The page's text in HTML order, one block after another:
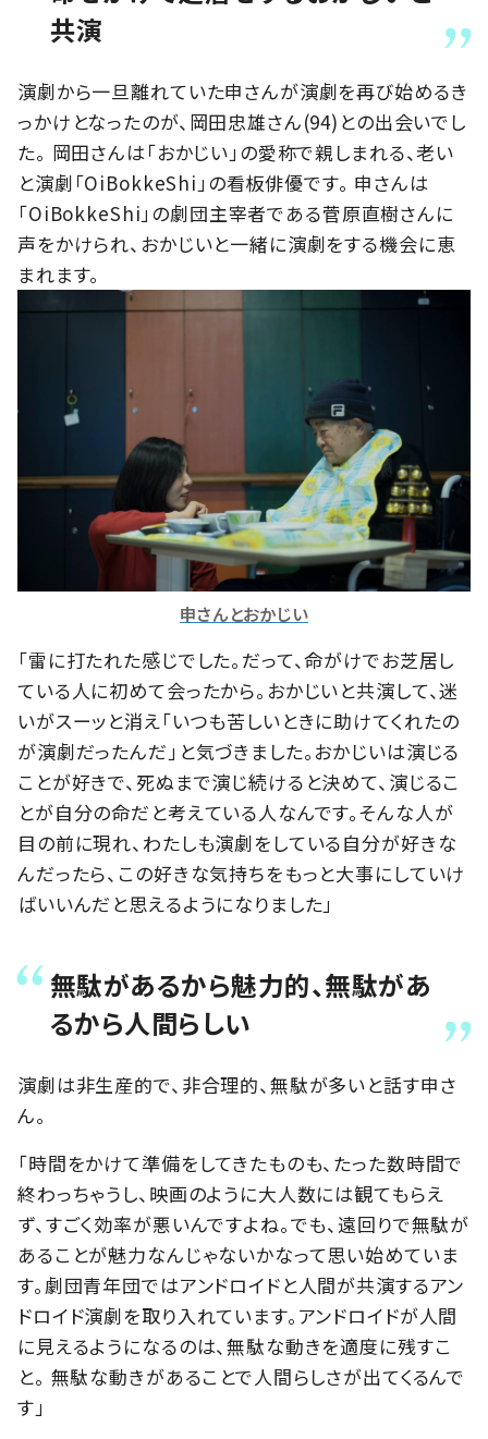
共演
演劇から一旦離れていた申さんが演劇を再び始めるき
っかけとなったのが、岡田忠雄さん(94)との出会いでし
た。 岡田さんは「おかじい」の愛称で親しまれる、老い
と演劇「OiBokkeShi」の看板俳優です。 申さんは
「OiBokkeShi」の劇団主宰者である菅原直樹さんに
声をかけられ、おかじいと一緒に演劇をする機会に恵
まれます。
申さんとおかじい
「雷に打たれた感じでした。だって、命がけでお芝居し
ている人に初めて会ったから。おかじいと共演して、迷
いがスーッと消え「いつも苦しいときに助けてくれたの
が演劇だったんだ」と気づきました。おかじいは演じる
ことが好きで、死ぬまで演じ続けると決めて、演じるこ
とが自分の命だと考えている人なんです。そんな人が
目の前に現れ、わたしも演劇をしている自分が好きな
んだったら、この好きな気持ちをもっと大事にしていけ
ばいいんだと思えるようになりました」
無駄があるから魅力的、無駄があ
るから人間らしい
演劇は非生産的で、非合理的、無駄が多いと話す申さ
ん。
「時間をかけて準備をしてきたものも、たった数時間で
終わっちゃうし、映画のように大人数には観てもらえ
ず、すごく効率が悪いんですよね。でも、遠回りで無駄が
あることが魅力なんじゃないかなって思い始めていま
す。劇団青年団ではアンドロイドと人間が共演するアン
ドロイド演劇を取り入れています。アンドロイドが人間
に見えるようになるのは、無駄な動きを適度に残すこ
と。 無駄な動きがあることで人間らしさが出てくるんで
す」